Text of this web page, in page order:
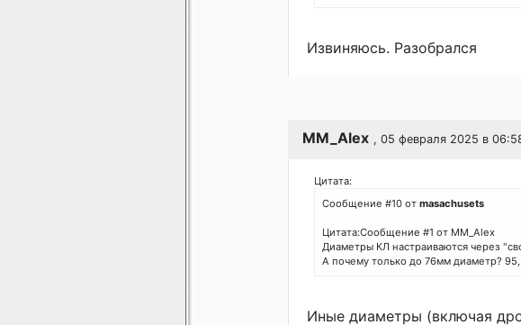
Извиняюсь. Разобрался
MM_Alex , 05 февраля 2025 в
Цитата:
Сообщение #10 от masachusets
Цитата:Сообщение #1 от MM_Alex
Диаметры КЛ настраиваются через
А почему только до 76мм диаметр?
Иные диаметры (включая